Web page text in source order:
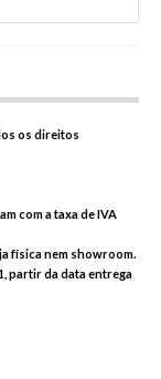
os direitos
com a taxa de IVA
física nem showroom.
partir da data entrega